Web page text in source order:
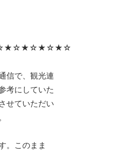
信で、観光連
考にしていた
せていただい
。このまま